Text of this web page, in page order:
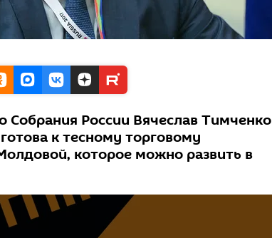
Собрания России Вячеслав Тимченко
к тесному торговому
которое можно развить в